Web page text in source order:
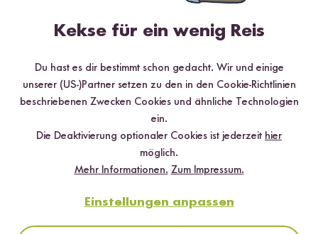
✔️ 25 leckere Rezepte aus unseren bunten Kochwelten
✔️ Von Sushi über Curry bis hin zu Desserts
Kekse für ein wenig Reis
Du hast es dir bestimmt schon gedacht. Wir und einige
unserer (US-)Partner setzen zu den in den Cookie-Richtlinien
beschriebenen Zwecken Cookies und ähnliche Technologien
ein.
Die Deaktivierung optionaler Cookies ist jederzeit hier
möglich.
Mehr Informationen. Zum Impressum.
Einstellungen anpassen